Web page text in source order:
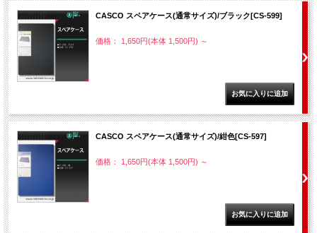
CASCO スペアケース(通常サイズ)/ブラック[CS-599]
価格： 1,650円(本体 1,500円) ～
CASCO スペアケース(通常サイズ)/紺色[CS-597]
価格： 1,650円(本体 1,500円) ～